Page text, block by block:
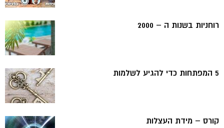
רוחניות בשנות ה – 2000
5 המפתחות כדי להגיע לשלמות
קורס – מידת העצלות